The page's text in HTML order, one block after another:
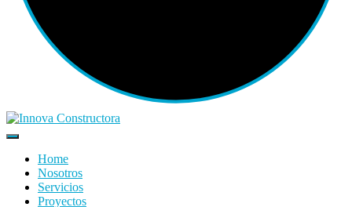
Home
Nosotros
Servicios
Proyectos